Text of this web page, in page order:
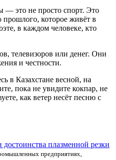
— это не просто спорт. Это
прошлого, которое живёт в
в каждом человеке, кто
телевизоров или денег. Они
и честности.
в Казахстане весной, на
пока не увидите кокпар, не
как ветер несёт песню с
плазменной резки
предприятиях,